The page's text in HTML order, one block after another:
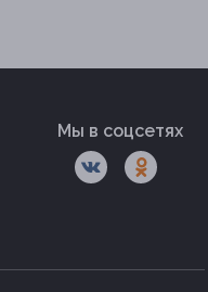
Мы в соцсетях